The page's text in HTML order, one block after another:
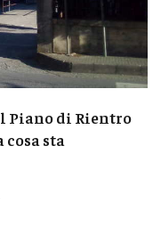
Piano di Rientro
cosa sta